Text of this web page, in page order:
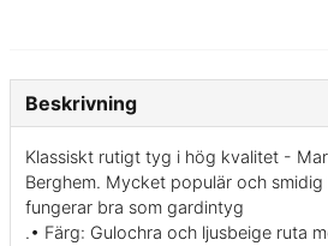
Beskrivning
Klassiskt rutigt tyg i hög kvalitet -
Berghem. Mycket populär och
fungerar bra som gardintyg
.• Färg: Gulochra och ljusbeige ruta